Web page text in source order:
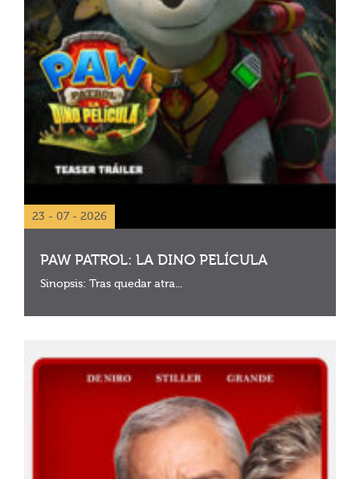
23 - 07 - 2026
PAW PATROL: LA DINO PELÍCULA
Sinopsis: Tras quedar atra...